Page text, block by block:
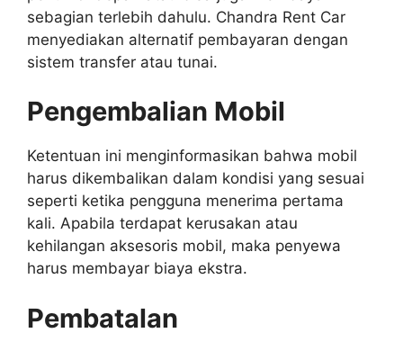
sebagian terlebih dahulu. Chandra Rent Car
menyediakan alternatif pembayaran dengan
sistem transfer atau tunai.
Pengembalian Mobil
Ketentuan ini menginformasikan bahwa mobil
harus dikembalikan dalam kondisi yang sesuai
seperti ketika pengguna menerima pertama
kali. Apabila terdapat kerusakan atau
kehilangan aksesoris mobil, maka penyewa
harus membayar biaya ekstra.
Pembatalan